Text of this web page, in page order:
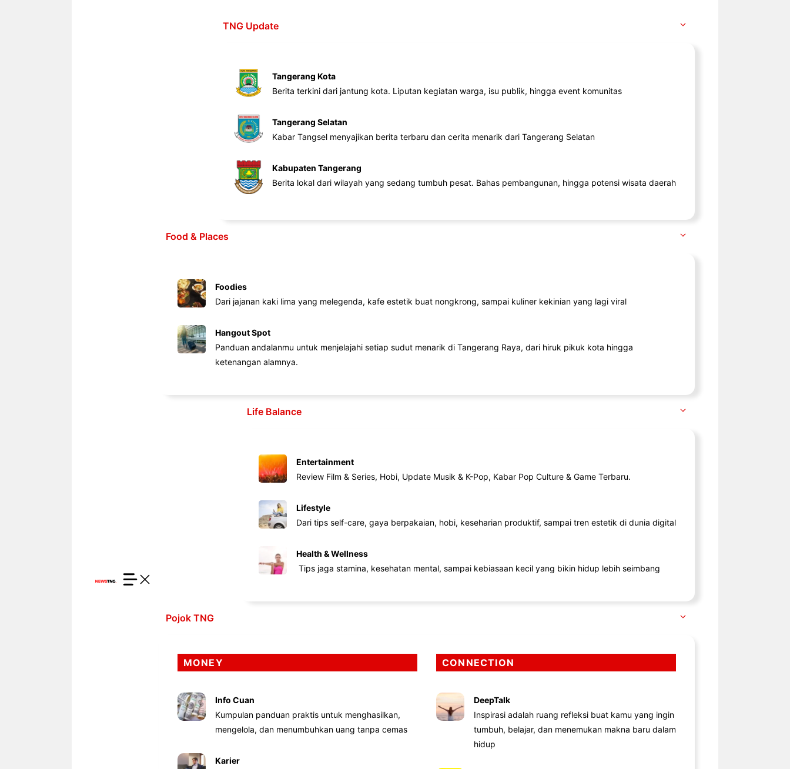
TNG Update
Tangerang Kota
Berita terkini dari jantung kota. Liputan kegiatan warga, isu publik, hingga event komunitas
Tangerang Selatan
Kabar Tangsel menyajikan berita terbaru dan cerita menarik dari Tangerang Selatan
Kabupaten Tangerang
Berita lokal dari wilayah yang sedang tumbuh pesat. Bahas pembangunan, hingga potensi wisata daerah
Food & Places
Foodies
Dari jajanan kaki lima yang melegenda, kafe estetik buat nongkrong, sampai kuliner kekinian yang lagi viral
Hangout Spot
Panduan andalanmu untuk menjelajahi setiap sudut menarik di Tangerang Raya, dari hiruk pikuk kota hingga
ketenangan alamnya.
Life Balance
Entertainment
Review Film & Series, Hobi, Update Musik & K-Pop, Kabar Pop Culture & Game Terbaru.
Lifestyle
Dari tips self-care, gaya berpakaian, hobi, keseharian produktif, sampai tren estetik di dunia digital
Health & Wellness
Tips jaga stamina, kesehatan mental, sampai kebiasaan kecil yang bikin hidup lebih seimbang
Pojok TNG
MONEY
Info Cuan
Kumpulan panduan praktis untuk menghasilkan,
mengelola, dan menumbuhkan uang tanpa cemas
Karier
CONNECTION
DeepTalk
Inspirasi adalah ruang refleksi buat kamu yang ingin
tumbuh, belajar, dan menemukan makna baru dalam
hidup